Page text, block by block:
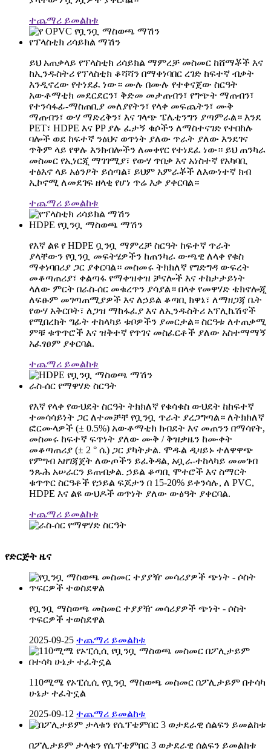
ተጨማሪ ይመልከቱ
የፕላስቲክ ሪሳይክል ማሽን
ይህ አጠቃላይ የፕላስቲክ ሪሳይክል ማምረቻ መስመር ከሸማቾች እና
ከኢንዱስትሪ የፕላስቲክ ቆሻሻን በማቀነባበር ረገድ ከፍተኛ ብቃት
እንዲኖረው የተነደፈ ነው። ሙሉ በሙሉ የተቀናጀው ስርዓት
አውቶማቲክ መደርደርን፣ ቅድመ መታጠብን፣ የግጭት ማጠብን፣
የተንሳፋፊ-ማስጠቢያ መለያየትን፣ የላቀ መፍጨትን፣ ሙቅ
ማጠብን፣ ውሃ ማድረቅን፣ እና ገላጭ ፔሌቲንግን ያጣምራል። እንደ
PET፣ HDPE እና PP ያሉ ፈታኝ ቁሶችን ለማስተናገድ የተበከሉ
ባሎች ወደ ከፍተኛ ንፅህና ወጥነት ያለው ጥራት ያለው እንደገና
ጥቅም ላይ የዋሉ እንክብሎችን ለመቀየር የተነደፈ ነው። ይህ ጠንካራ
መስመር የኢነርጂ ማገገሚያ፣ የውሃ ጥበቃ እና አነስተኛ የአካባቢ
ተፅእኖ ላይ አፅንዖት ይሰጣል፣ ይህም አምራቾች ለእውነተኛ ክብ
ኢኮኖሚ ለመደገፍ ዘላቂ የሆነ ጥሬ እቃ ያቀርባል።
ተጨማሪ ይመልከቱ
HDPE የቧንቧ ማስወጫ ማሽን
የእኛ ልዩ የ HDPE ቧንቧ ማምረቻ ስርዓት ከፍተኛ ጥራት
ያላቸውን የቧንቧ መፍትሄዎችን ከጠንካራ ውጫዊ ለላቀ የቁስ
ማቀነባበሪያ ጋር ያቀርባል። መስመሩ ትክክለኛ የግድግዳ ውፍረት
መቆጣጠሪያ፣ ቀልጣፋ የማቀዝቀዝ ቻናሎች እና ተከታታይነት
ላለው ምርት በራስ-ሰር መቁረጥን ያሳያል። በላቀ የመዋሃድ ቴክኖሎጂ
ለፍፁም መገጣጠሚያዎች እና ለኃይል ቆጣቢ ክዋኔ፣ ለማዘጋጃ ቤት
የውሃ አቅርቦት፣ ለጋዝ ማከፋፈያ እና ለኢንዱስትሪ አፕሊኬሽኖች
የሚበረክት ግፊት ተከላካይ ቱቦዎችን ያመርታል። ስርዓቱ ለተጠቃሚ
ምቹ ቁጥጥሮች እና ዝቅተኛ የጥገና መስፈርቶች ያለው አስተማማኝ
አፈፃፀም ያቀርባል.
ተጨማሪ ይመልከቱ
ራስ-ሰር የማዋሃድ ስርዓት
የእኛ የላቀ የውህደት ስርዓት ትክክለኛ የቁሳቁስ ውህደት ከከፍተኛ
ተመሳሳይነት ጋር ለተመቻቸ የቧንቧ ጥራት ያረጋግጣል። ለትክክለኛ
ፎርሙላዎች (± 0.5%) አውቶማቲክ ክብደት እና መጠንን በማሳየት,
መስመሩ ከፍተኛ ፍጥነት ያለው ሙቅ / ቅዝቃዜን ከሙቀት
መቆጣጠሪያ (± 2 ° ሴ) ጋር ያካትታል. ሞዱል ዲዛይኑ ተለዋዋጭ
የምግብ አዘገጃጀት ለውጦችን ይፈቅዳል, አቧራ-ተከላካይ መመገብ
ንጹሕ አሠራርን ይጠብቃል. ኃይል ቆጣቢ ሞተሮች እና ስማርት
ቁጥጥር ስርዓቶች የኃይል ፍጆታን በ 15-20% ይቀንሳሉ, ለ PVC,
HDPE እና ልዩ ውህዶች ወጥነት ያለው ውፅዓት ያቀርባል.
ተጨማሪ ይመልከቱ
የድርጅት ዜና
የቧንቧ ማስወጫ መስመር ተያያዥ መሳሪያዎች ጭነት - ሶስት
ጥፍርዎች ተወስደዋል
2025-09-25 ተጨማሪ ይመልከቱ
110ሚሜ የኦፒሲሲ የቧንቧ ማስወጫ መስመር በፖሊታይም በተሳካ
ሁኔታ ተፈትኗል
2025-09-12 ተጨማሪ ይመልከቱ
በፖሊታይም ታላቁን የሴፕቴምበር 3 ወታደራዊ ሰልፍን ይመልከቱ